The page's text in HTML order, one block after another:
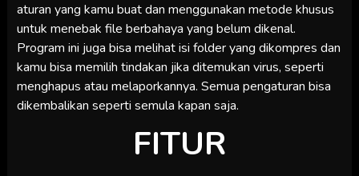
aturan yang kamu buat dan menggunakan metode khusus
untuk menebak file berbahaya yang belum dikenal.
Program ini juga bisa melihat isi folder yang dikompres dan
kamu bisa memilih tindakan jika ditemukan virus, seperti
menghapus atau melaporkannya. Semua pengaturan bisa
dikembalikan seperti semula kapan saja.
FITUR